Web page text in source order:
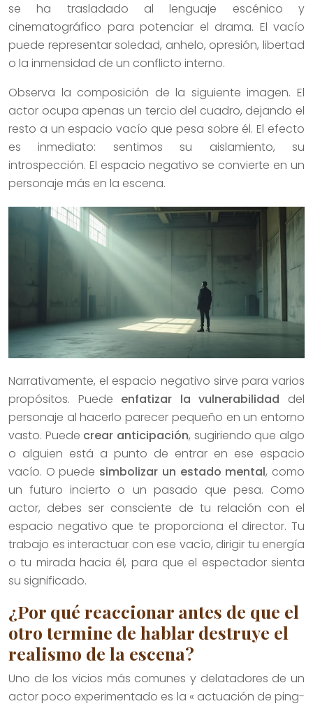
se ha trasladado al lenguaje escénico y
cinematográfico para potenciar el drama. El vacío
puede representar soledad, anhelo, opresión, libertad
o la inmensidad de un conflicto interno.
Observa la composición de la siguiente imagen. El
actor ocupa apenas un tercio del cuadro, dejando el
resto a un espacio vacío que pesa sobre él. El efecto
es inmediato: sentimos su aislamiento, su
introspección. El espacio negativo se convierte en un
personaje más en la escena.
Narrativamente, el espacio negativo sirve para varios
propósitos. Puede enfatizar la vulnerabilidad del
personaje al hacerlo parecer pequeño en un entorno
vasto. Puede crear anticipación, sugiriendo que algo
o alguien está a punto de entrar en ese espacio
vacío. O puede simbolizar un estado mental, como
un futuro incierto o un pasado que pesa. Como
actor, debes ser consciente de tu relación con el
espacio negativo que te proporciona el director. Tu
trabajo es interactuar con ese vacío, dirigir tu energía
o tu mirada hacia él, para que el espectador sienta
su significado.
¿Por qué reaccionar antes de que el
otro termine de hablar destruye el
realismo de la escena?
Uno de los vicios más comunes y delatadores de un
actor poco experimentado es la « actuación de ping-